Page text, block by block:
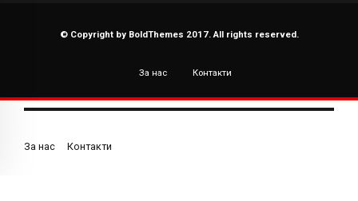
© Copyright by BoldThemes 2017. All rights reserved.
За нас Контакти
За нас Контакти